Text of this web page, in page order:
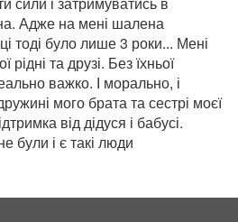
Адже на мені шалена
тоді було лише 3 роки... Мені
та друзі. Без їхньої
важко. І морально, і
мого брата та сестрі моєї
від дідуся і бабусі.
були і є такі люди